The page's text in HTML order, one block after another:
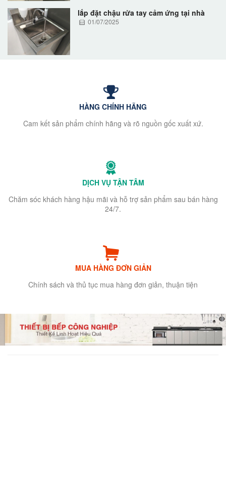
lắp đặt chậu rửa tay cảm ứng tại nhà
01/07/2025
HÀNG CHÍNH HÃNG
Cam kết sản phẩm chính hãng và rõ nguồn gốc xuất xứ.
DỊCH VỤ TẬN TÂM
Chăm sóc khách hàng hậu mãi và hỗ trợ sản phẩm sau bán hàng
24/7.
MUA HÀNG ĐƠN GIẢN
Chính sách và thủ tục mua hàng đơn giản, thuận tiện